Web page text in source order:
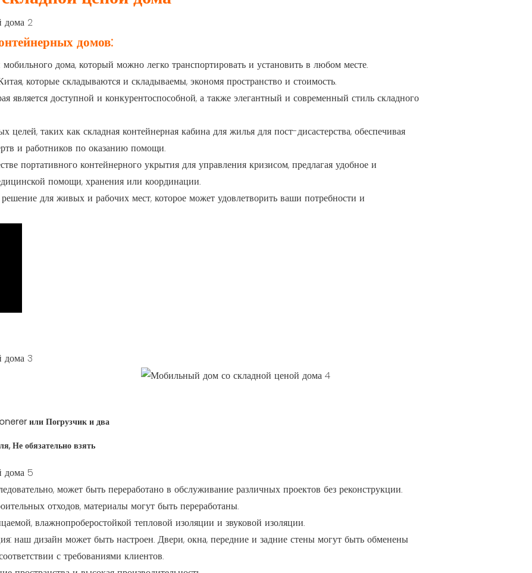
домов:
дома, который можно легко транспортировать и установить в любом месте.
которые складываются и складываемы, экономя пространство и стоимость.
является доступной и конкурентоспособной, а также элегантный и современный стиль складного
целей, таких как складная контейнерная кабина для жилья для пост-дисастерства, обеспечивая
и работников по оказанию помощи.
портативного контейнерного укрытия для управления кризисом, предлагая удобное и
помощи, хранения или координации.
для живых и рабочих мест, которое может удовлетворить ваши потребности и
onerer или Погрузчик и два
Не обязательно взять
может быть переработано в обслуживание различных проектов без реконструкции.
отходов, материалы могут быть переработаны.
влажнопроберостойкой тепловой изоляции и звуковой изоляции.
наш дизайн может быть настроен. Двери, окна, передние и задние стены могут быть обменены
с требованиями клиентов.